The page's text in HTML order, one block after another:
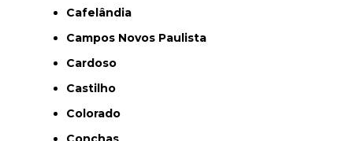
Cafelândia
Campos Novos Paulista
Cardoso
Castilho
Colorado